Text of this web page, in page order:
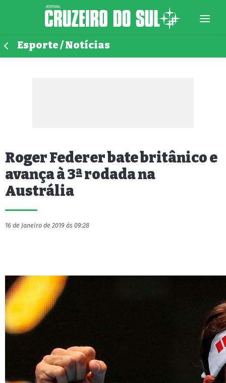
Esporte / Notícias
Roger Federer bate britânico e
avança à 3ª rodada na
Austrália
16 de Janeiro de 2019 às 09:28